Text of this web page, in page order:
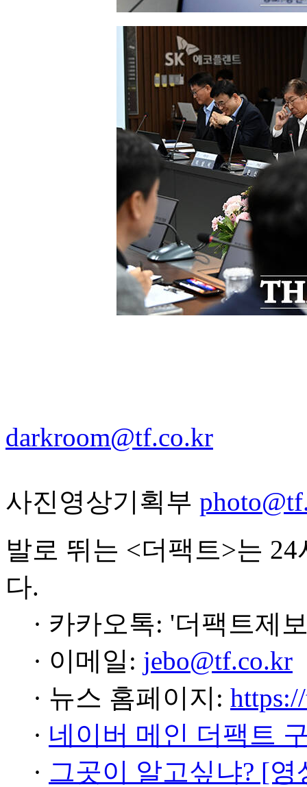
darkroom@tf.co.kr
사진영상기획부
발로 뛰는 <더팩트>는
다.
· 카카오톡: '더팩트제
· 이메일: jebo@tf.co.kr
· 뉴스 홈페이지:
· 네이버 메인 더팩트
· 그곳이 알고싶냐? [